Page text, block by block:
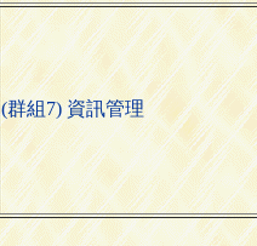
(群組7) 資訊管理